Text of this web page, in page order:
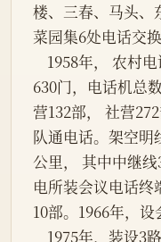
楼、三春、马头、
菜园集6处电话交换
630门，电话机总
营132部， 社营
队通电话。架空明
公里， 其中中继
电所装会议电话终
10部。1966年，设